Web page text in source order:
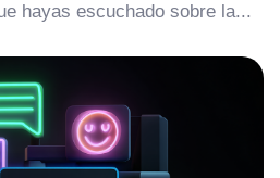
hayas escuchado sobre la...